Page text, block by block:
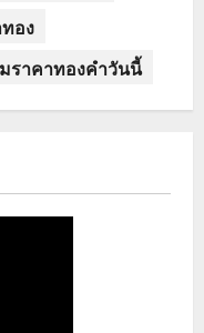
อง
ราคาทองคำวันนี้